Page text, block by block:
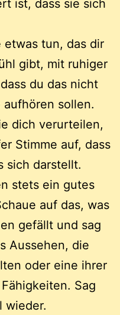
ist, dass sie sich
etwas tun, das dir
gibt, mit ruhiger
du das nicht
aufhören sollen.
dich verurteilen,
Stimme auf, dass
sich darstellt.
stets ein gutes
auf das, was
gefällt und sag
Aussehen, die
oder eine ihrer
Sag
wieder.